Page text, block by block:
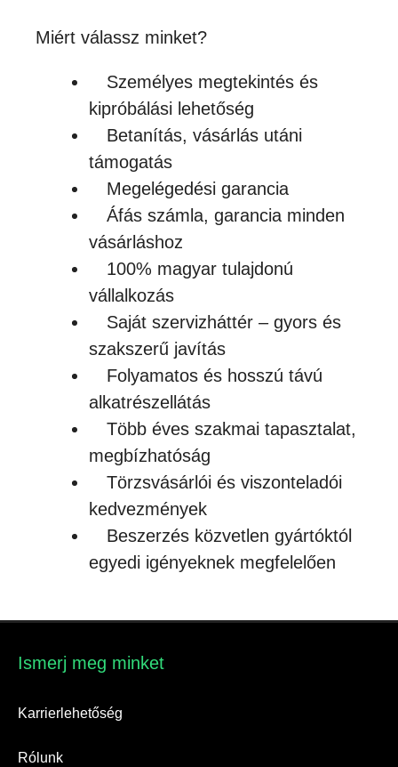
Miért válassz minket?
Személyes megtekintés és
kipróbálási lehetőség
Betanítás, vásárlás utáni
támogatás
Megelégedési garancia
Áfás számla, garancia minden
vásárláshoz
100% magyar tulajdonú
vállalkozás
Saját szervizháttér – gyors és
szakszerű javítás
Folyamatos és hosszú távú
alkatrészellátás
Több éves szakmai tapasztalat,
megbízhatóság
Törzsvásárlói és viszonteladói
kedvezmények
Beszerzés közvetlen gyártóktól
egyedi igényeknek megfelelően
Ismerj meg minket​
Karrierlehetőség
Rólunk